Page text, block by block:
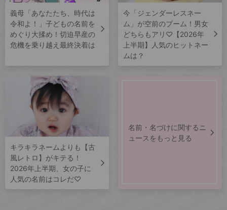
義母「あなたたち、時代は
令和よ！」子どもの名前を
めぐり大揉め！切迫早産の
危機を乗り越え最終決着は
今「ジェンダーレスネー
ム」が空前のブーム！男女
どちらもアリ♡【2026年
上半期】人気のヒットネー
ムは？
キラキラネームよりも【古
風レトロ】がキテる！
2026年上半期、女の子に
人気の名前はコレだ♡
名前・名づけに関するニ
ュースをもっと見る